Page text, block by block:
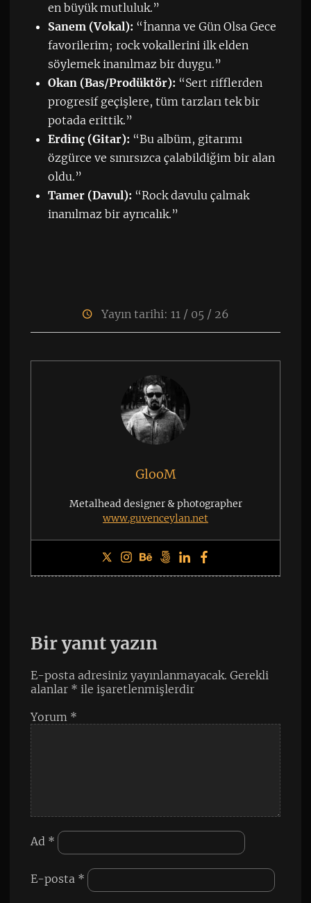
en büyük mutluluk.”
Sanem (Vokal): “İnanna ve Gün Olsa Gece
favorilerim; rock vokallerini ilk elden
söylemek inanılmaz bir duygu.”
Okan (Bas/Prodüktör): “Sert rifflerden
progresif geçişlere, tüm tarzları tek bir
potada erittik.”
Erdinç (Gitar): “Bu albüm, gitarımı
özgürce ve sınırsızca çalabildiğim bir alan
oldu.”
Tamer (Davul): “Rock davulu çalmak
inanılmaz bir ayrıcalık.”
Yayın tarihi: 11 / 05 / 26
GlooM
Metalhead designer & photographer
www.guvenceylan.net
Bir yanıt yazın
E-posta adresiniz yayınlanmayacak. Gerekli
alanlar * ile işaretlenmişlerdir
Yorum *
Ad *
E-posta *